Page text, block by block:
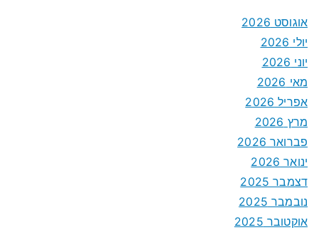
אוגוסט 2026
יולי 2026
יוני 2026
מאי 2026
אפריל 2026
מרץ 2026
פברואר 2026
ינואר 2026
דצמבר 2025
נובמבר 2025
אוקטובר 2025